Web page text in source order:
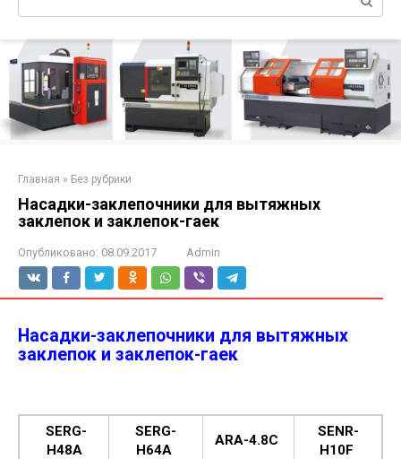
Главная » Без рубрики
Насадки-заклепочники для вытяжных
заклепок и заклепок-гаек
Опубликовано: 08.09.2017 Admin
Насадки-заклепочники для вытяжных
заклепок и заклепок-гаек
SERG-
H48A
SERG-
H64A
ARA-4.8C
SENR-
H10F